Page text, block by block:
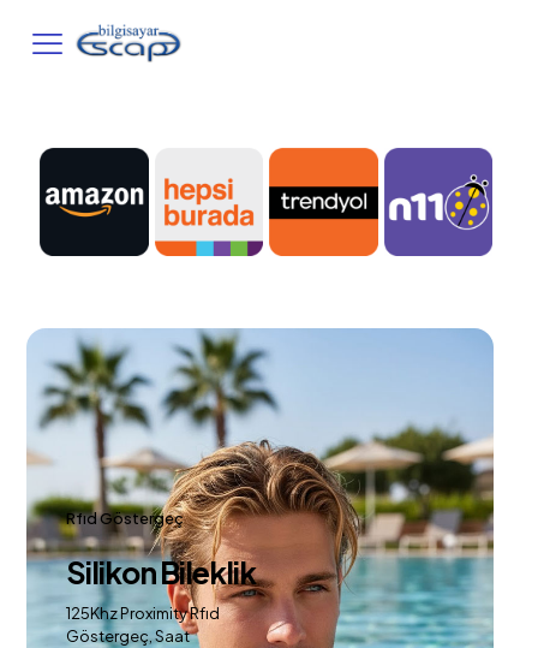
Rfıd Göstergeç
Silikon Bileklik
125Khz Proximity Rfıd
Göstergeç, Saat